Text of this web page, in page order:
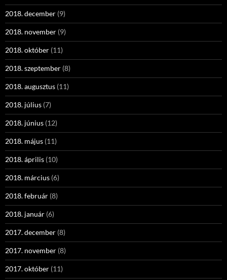
2018. december (9)
2018. november (9)
2018. október (11)
2018. szeptember (8)
2018. augusztus (11)
2018. július (7)
2018. június (12)
2018. május (11)
2018. április (10)
2018. március (6)
2018. február (8)
2018. január (6)
2017. december (8)
2017. november (8)
2017. október (11)